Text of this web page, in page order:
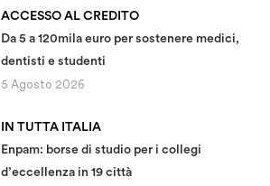
ACCESSO AL CREDITO
Da 5 a 120mila euro per sostenere medici,
dentisti e studenti
5 Agosto 2026
IN TUTTA ITALIA
Enpam: borse di studio per i collegi
d’eccellenza in 19 città